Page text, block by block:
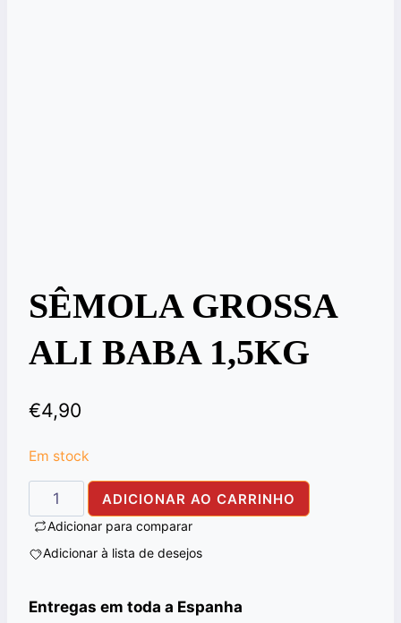
SÊMOLA GROSSA
ALI BABA 1,5KG
€4,90
Em stock
Quantidade
de
COARSE
BABA
ADICIONAR AO CARRINHO
Adicionar para comparar
Adicionar à lista de desejos
Entregas em toda a Espanha